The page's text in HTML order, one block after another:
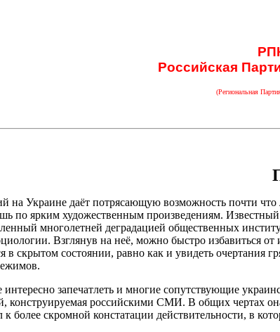
Российская
(Региональная
на Украине даёт потрясающую возможность почти
по ярким художественным произведениям.
многолетней деградацией общественных
Взглянув на неё, можно быстро избавиться
в скрытом состоянии, равно как и увидеть
запечатлеть и многие сопутствующие
конструируемая российскими СМИ. В общих чертах
более скромной констатации действительности, в